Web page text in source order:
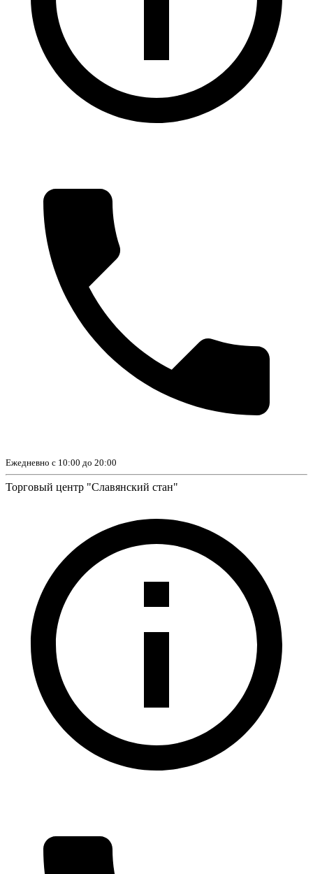
Ежедневно с 10:00 до 20:00
Торговый центр "Славянский стан"